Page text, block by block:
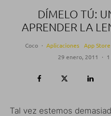
DÍMELO TÚ:
APRENDER LA
Coco · Aplicaciones App Store
29 enero, 2011
·
Tal vez estemos